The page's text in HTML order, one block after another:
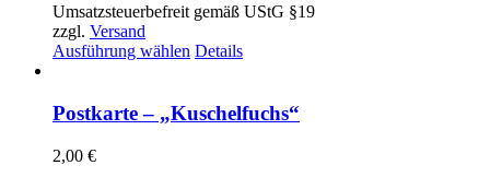
bis
Umsatzsteuerbefreit gemäß UStG §19
zzgl. Versand
Ausführung wählen Dieses
mehrere
Varianten
Details
Postkarte – „Kuschelfuchs“
2,00 €